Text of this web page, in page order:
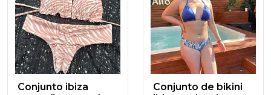
Conjunto ibiza
Conjunto de bikini